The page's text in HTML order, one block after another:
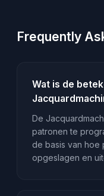
Frequently
Wat is de
De
patronen te
de basis van hoe
opgeslagen en